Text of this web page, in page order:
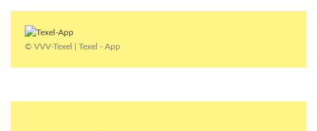
© VVV-Texel | Texel - App